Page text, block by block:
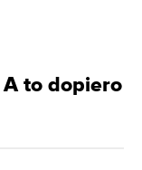
A to dopiero